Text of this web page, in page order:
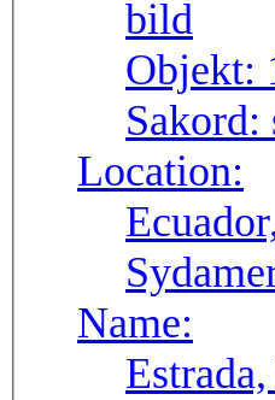
Objekt:
Sakord:
Location:
Name: